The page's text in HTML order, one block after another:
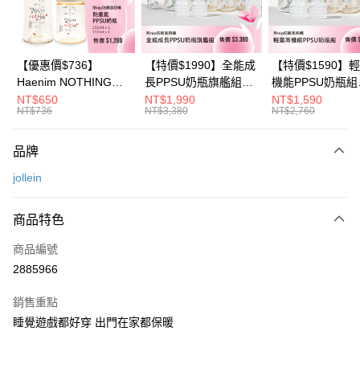
華南商業銀行
彰化商業銀行
上海商業儲蓄銀行
台北富邦商業銀行
國泰世華商業銀行
兆豐國際商業銀行
臺灣中小企業銀行
台中商業銀行
匯豐（台灣）商業銀行
華泰商業銀行
遠東國際商業銀行
元大商業銀行
台灣樂天信用卡公司
合作金庫商業銀行
第一商業銀行
華南商業銀行
彰化商業銀行
上海商業儲蓄銀行
台北富邦商業銀行
國泰世華商業銀行
兆豐國際商業銀行
臺灣中小企業銀行
台中商業銀行
匯豐（台灣）商業銀行
華泰商業銀行
聯邦商業銀行
玉山商業銀行
台灣樂天信用卡公司
超商取貨付款
LINE Pay
Apple Pay
悠遊付
相關說明
1.本服務由台灣大哥大提供，台灣大哥大用戶可立即使用無須另外申請。
流程，驗證手機門號後，選擇欲分期的期數、繳款截止日，確認付款後即完
3.實際核准額度、可分期數及費用金額請依後續交易確認頁面所載為準。
消。如遇「轉專審核」未通過狀況，表示未達大哥付你分期系統評分，恕無
法說明評估內容。
AFTEE先享後付
【關於「AFTEE先享後付」】
AFTEE先享後付是「在收到商品之後才付款」的支付方式。 讓您購物簡單
１．簡單：不需註冊會員、不需綁卡、不需儲值。
３．安心：先確認商品／服務後，再付款。
ATM付款
運送方式
全家取貨付款
【優惠價$736】
Haenim NOTHING™
多合一PPSU防脹氣奶
瓶 2入組
NT$650
NT$736
【特價$1990】全能成
長PPSU奶瓶旗艦組
(PPSU奶瓶
250ml*4+玻璃奶瓶
NT$1,990
NT$3,380
【特價$1590】
機能PPSU奶瓶組
(PPSU奶瓶
250ml*4+玻璃奶
NT$1,590
NT$2,760
品牌
jollein
商品特色
商品編號
2885966
銷售重點
睡覺遊戲都好穿 出門在家都保暖